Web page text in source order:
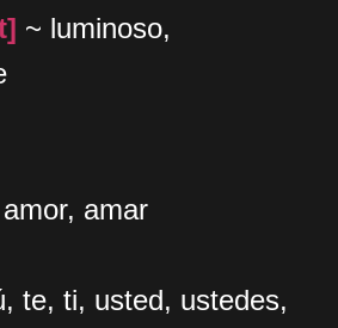
~ luminoso,
amar
te, ti, usted, ustedes,